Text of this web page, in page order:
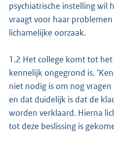
psychiatrische instelling wil
vraagt voor haar
lichamelijke oorzaak.
1.2 Het college komt tot
kennelijk ongegrond is.
niet nodig is om nog
en dat duidelijk is dat de
worden verklaard. Hierna
tot deze beslissing is